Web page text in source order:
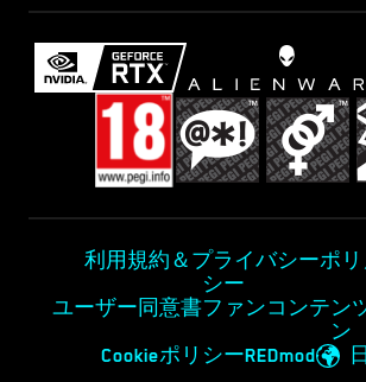
利用規約＆プライバシーポリ
シー
ユーザー同意書ファンコンテン
ン
CookieポリシーREDmod